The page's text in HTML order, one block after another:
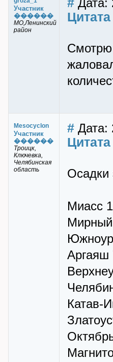
Участник
������
МО,Ленинский
район
Дата:
Цитата
Смотрю
Mesocyclon
Участник
������
Троицк,
Ключевка,
Челябинская
область
# Дата:
Цитата
Осадки
Миасс
Аргаяш
Катав-